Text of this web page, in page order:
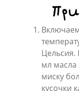
мл масла
миску
кусочки